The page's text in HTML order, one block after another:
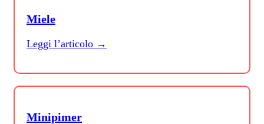
Miele
Leggi l’articolo →
Minipimer